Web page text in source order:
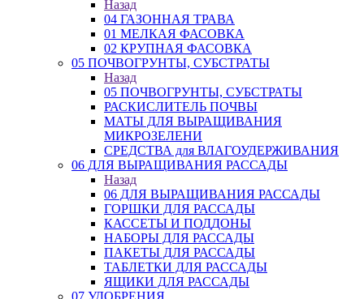
Назад
04 ГАЗОННАЯ ТРАВА
01 МЕЛКАЯ ФАСОВКА
02 КРУПНАЯ ФАСОВКА
05 ПОЧВОГРУНТЫ, СУБСТРАТЫ
Назад
05 ПОЧВОГРУНТЫ, СУБСТРАТЫ
РАСКИСЛИТЕЛЬ ПОЧВЫ
МАТЫ ДЛЯ ВЫРАЩИВАНИЯ
МИКРОЗЕЛЕНИ
СРЕДСТВА для ВЛАГОУДЕРЖИВАНИЯ
06 ДЛЯ ВЫРАЩИВАНИЯ РАССАДЫ
Назад
06 ДЛЯ ВЫРАЩИВАНИЯ РАССАДЫ
ГОРШКИ ДЛЯ РАССАДЫ
КАССЕТЫ И ПОДДОНЫ
НАБОРЫ ДЛЯ РАССАДЫ
ПАКЕТЫ ДЛЯ РАССАДЫ
ТАБЛЕТКИ ДЛЯ РАССАДЫ
ЯЩИКИ ДЛЯ РАССАДЫ
07 УДОБРЕНИЯ